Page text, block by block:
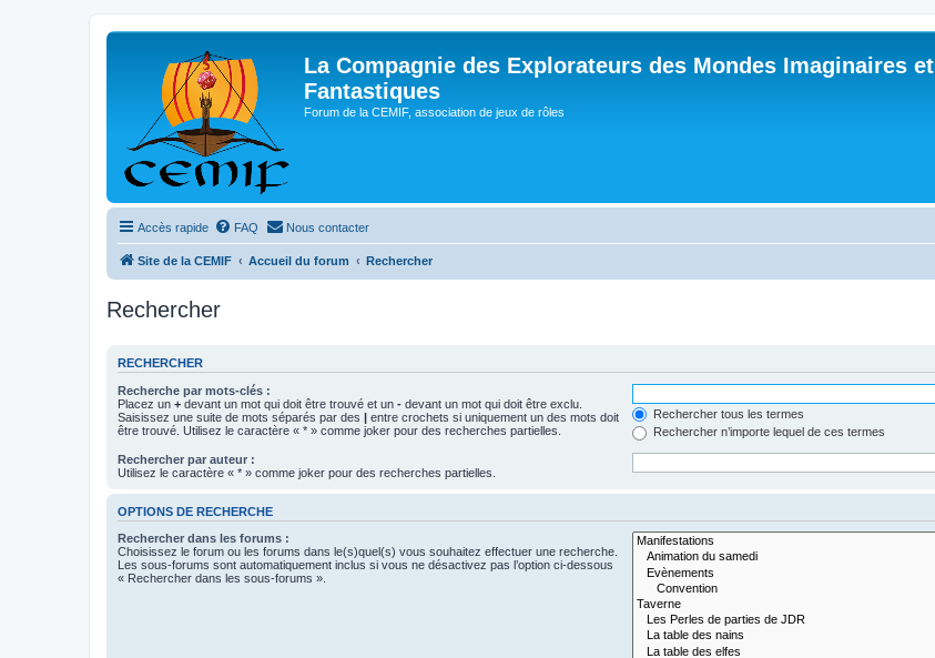
La Compagnie des Explorateurs des Mondes Imaginaires et
Fantastiques
Forum de la CEMIF, association de jeux de rôles
Accès rapide FAQ Nous contacter
Site de la CEMIF Accueil du forum Rechercher
Rechercher
RECHERCHER
Recherche par mots-clés :
Placez un + devant un mot qui doit être trouvé et un - devant un mot qui doit être exclu.
Saisissez une suite de mots séparés par des | entre crochets si uniquement un des mots doit
être trouvé. Utilisez le caractère « * » comme joker pour des recherches partielles.
Rechercher tous les termes
Rechercher n’importe lequel de ces termes
Rechercher par auteur :
Utilisez le caractère « * » comme joker pour des recherches partielles.
OPTIONS DE RECHERCHE
Rechercher dans les forums :
Choisissez le forum ou les forums dans le(s)quel(s) vous souhaitez effectuer une recherche.
Les sous-forums sont automatiquement inclus si vous ne désactivez pas l’option ci-dessous
« Rechercher dans les sous-forums ».